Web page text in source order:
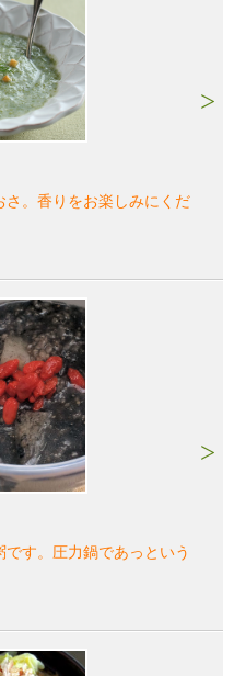
。香りをお楽しみにくだ
す。圧力鍋であっという